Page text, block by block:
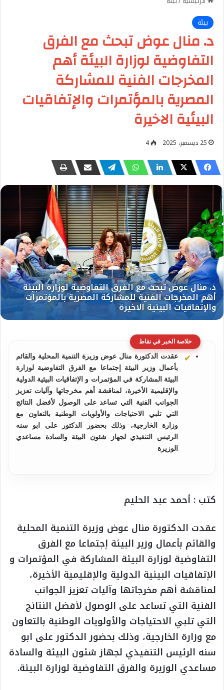
بيئة
د. منال عوض تبحث مع الفرق
التفاوضية لوزارة البيئة أهم
المخرجات الفنية للمشاركة
المصرية بالمؤتمرات والإتفاقيات
البيئية الاخيرة
25 ديسمبر، 2025 4
خلاصة الخبر في نقاط
عقدت الدكتورة منال عوض وزيرة التنمية المحلية والقائم
بأعمال وزير البيئة إجتماعا مع الفرق التفاوضية لوزارة
البيئة المشاركة في المؤتمرات و الإتفاقيات البيئية الدولية
والإقليمية الأخيرة، لمناقشة أهم مخرجاتها وآليات تعزيز
الجوانب الفنية التي تساعد على الوصول لأفضل النتائج
التي تلبي الاحتياجات والأولويات الوطنية بالتعاون مع
وزارة الخارجية، وذلك بحضور الدكتور على ابو سنه
الرئيس التنفيذي لجهاز شئون البيئة والسادة مساعدي
الوزيرة
كتب : أحمد عبد الحليم
عقدت الدكتورة منال عوض وزيرة التنمية المحلية
والقائم بأعمال وزير البيئة إجتماعا مع الفرق
التفاوضية لوزارة البيئة المشاركة في المؤتمرات و
الإتفاقيات البيئية الدولية والإقليمية الأخيرة،
لمناقشة أهم مخرجاتها وآليات تعزيز الجوانب
الفنية التي تساعد على الوصول لأفضل النتائج
التي تلبي الاحتياجات والأولويات الوطنية بالتعاون
مع وزارة الخارجية، وذلك بحضور الدكتور على ابو
سنه الرئيس التنفيذي لجهاز شئون البيئة والسادة
مساعدي الوزيرة والفرق التفاوضية لوزارة البيئة.